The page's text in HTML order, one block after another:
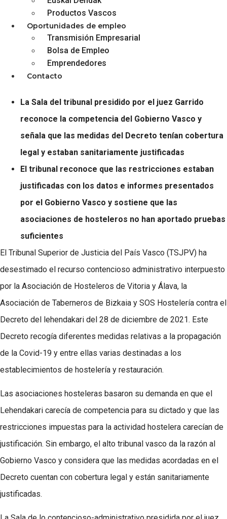
Productos Vascos
Oportunidades de empleo
Transmisión Empresarial
Bolsa de Empleo
Emprendedores
Contacto
diciembre 3, 2025
La Sala del tribunal presidido por el juez Garrido
reconoce la competencia del Gobierno Vasco y
señala que las medidas del Decreto tenían cobertura
legal y estaban sanitariamente justificadas
El tribunal reconoce que las restricciones estaban
justificadas con los datos e informes presentados
por el Gobierno Vasco y sostiene que las
asociaciones de hosteleros no han aportado pruebas
suficientes
El Tribunal Superior de Justicia del País Vasco (TSJPV) ha
desestimado el recurso contencioso administrativo interpuesto
por la Asociación de Hosteleros de Vitoria y Álava, la
Asociación de Taberneros de Bizkaia y SOS Hostelería contra el
Decreto del lehendakari del 28 de diciembre de 2021. Este
Decreto recogía diferentes medidas relativas a la propagación
de la Covid-19 y entre ellas varias destinadas a los
establecimientos de hostelería y restauración.
Las asociaciones hosteleras basaron su demanda en que el
Lehendakari carecía de competencia para su dictado y que las
restricciones impuestas para la actividad hostelera carecían de
justificación. Sin embargo, el alto tribunal vasco da la razón al
Gobierno Vasco y considera que las medidas acordadas en el
Decreto cuentan con cobertura legal y están sanitariamente
justificadas.